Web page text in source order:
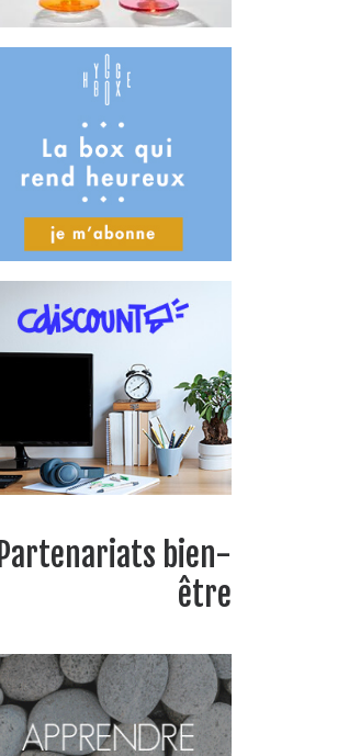
Partenariats bien-
être